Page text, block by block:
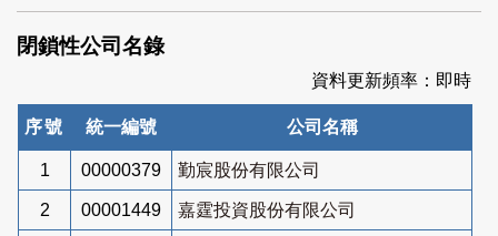
索
閉鎖性公司名錄
資料更新頻率：即時
序號 統一編號 公司名稱
1 00000379 勤宸股份有限公司
2 00001449 嘉霆投資股份有限公司